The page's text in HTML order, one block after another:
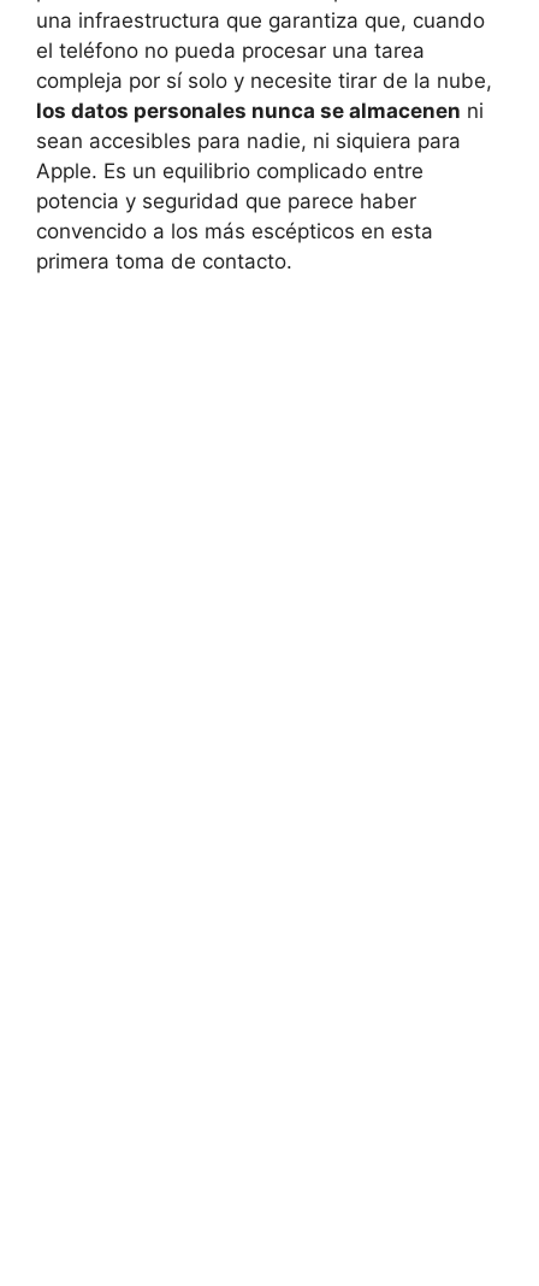
una infraestructura que garantiza que, cuando
el teléfono no pueda procesar una tarea
compleja por sí solo y necesite tirar de la nube,
los datos personales nunca se almacenen ni
sean accesibles para nadie, ni siquiera para
Apple. Es un equilibrio complicado entre
potencia y seguridad que parece haber
convencido a los más escépticos en esta
primera toma de contacto.